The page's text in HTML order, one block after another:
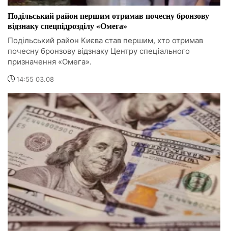
Подільський район першим отримав почесну бронзову
відзнаку спецпідрозділу «Омега»
Подільський район Києва став першим, хто отримав
почесну бронзову відзнаку Центру спеціального
призначення «Омега».
14:55 03.08